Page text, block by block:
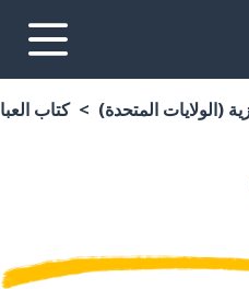
(الولايات المتحدة) كتاب